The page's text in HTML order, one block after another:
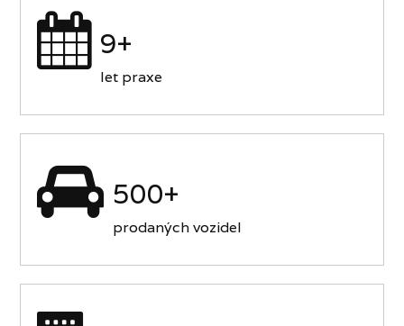
9+
let praxe
500+
prodaných vozidel